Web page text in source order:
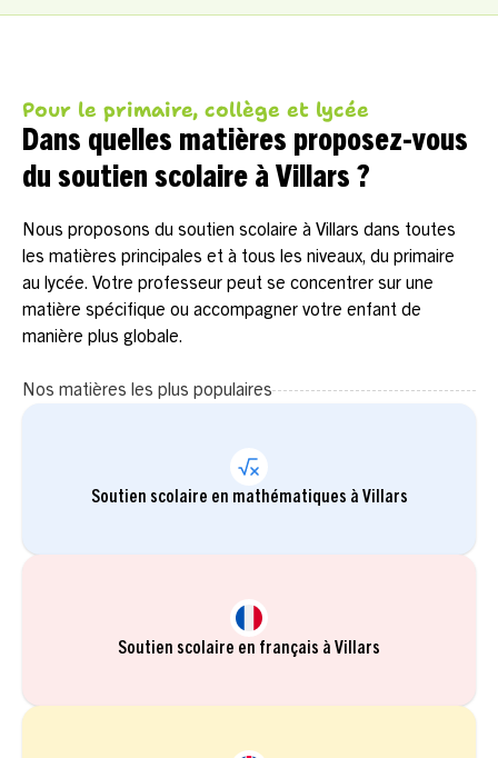
Pour le primaire, collège et lycée
Dans quelles matières proposez-vous
du soutien scolaire à Villars ?
Nous proposons du soutien scolaire à Villars dans toutes
les matières principales et à tous les niveaux, du primaire
au lycée. Votre professeur peut se concentrer sur une
matière spécifique ou accompagner votre enfant de
manière plus globale.
Nos matières les plus populaires
Soutien scolaire en mathématiques à Villars
Soutien scolaire en français à Villars